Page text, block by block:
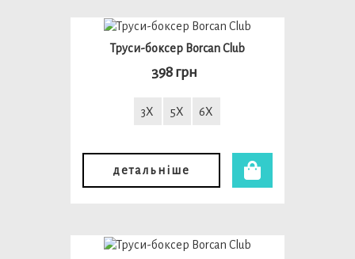
Труси-боксер Borcan Club
398 грн
3X 5X 6X
детальніше